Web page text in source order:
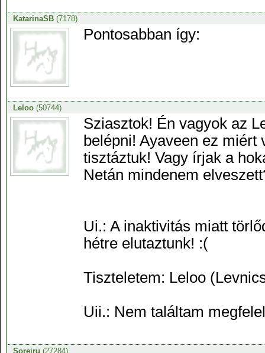
KatarinaSB(7178)
Pontosabban így:
Leloo(50744)
Sziasztok! Én vagyok az
belépni! Ayaveen ez
tisztáztuk! Vagy írjak a
Netán mindenem
Ui.: A inaktivitás miatt
hétre elutaztunk! :(
Tiszteletem: Leloo
Uii.: Nem találtam
Soreiru (27284)